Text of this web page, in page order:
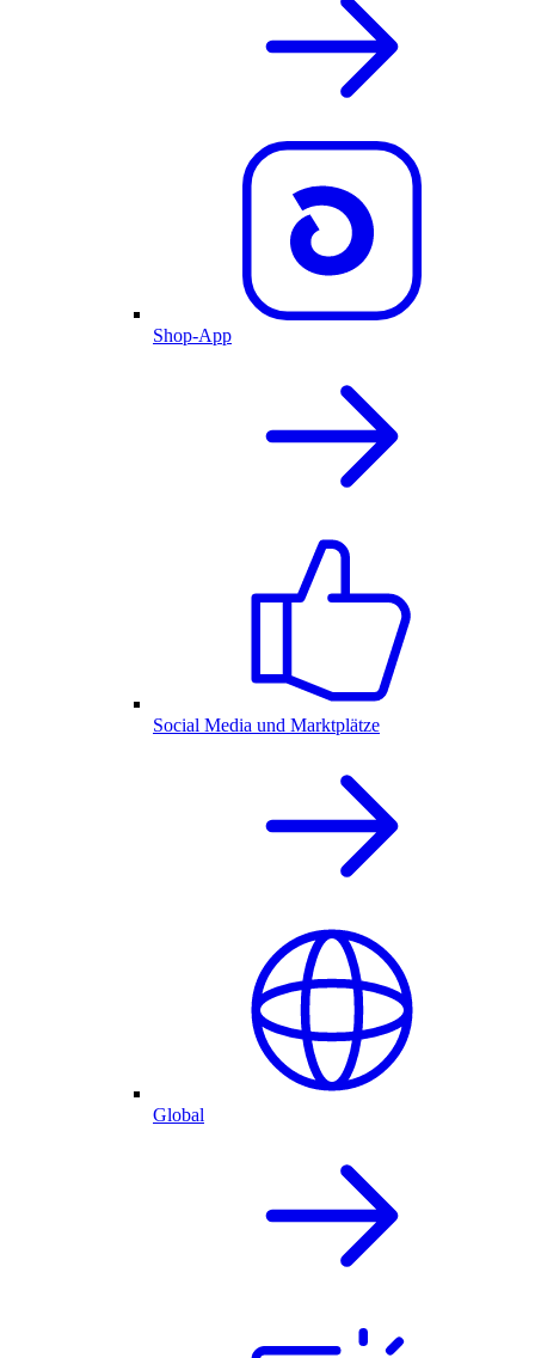
Shop-App
Social Media und Marktplätze
Global